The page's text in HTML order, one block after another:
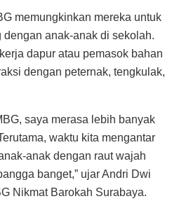
memungkinkan mereka untuk
dengan anak-anak di sekolah.
dapur atau pemasok bahan
dengan peternak, tengkulak,
saya merasa lebih banyak
waktu kita mengantar
anak dengan raut wajah
banget,” ujar Andri Dwi
Nikmat Barokah Surabaya.